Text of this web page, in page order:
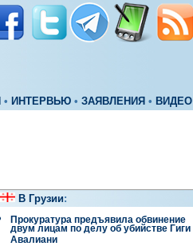
• ИНТЕРВЬЮ • ЗАЯВЛЕНИЯ • ВИДЕО
В Грузии:
Прокуратура предъявила обвинение
двум лицам по делу об убийстве Гиги
Авалиани